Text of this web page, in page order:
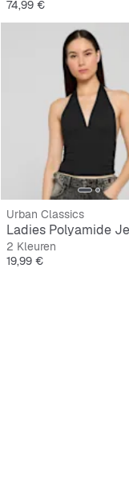
Prijs
74,99 €
Urban Classics
2 Kleuren
Prijs
19,99 €